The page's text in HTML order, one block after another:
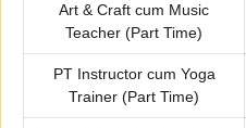
Art & Craft cum Music
Teacher (Part Time)
PT Instructor cum Yoga
Trainer (Part Time)